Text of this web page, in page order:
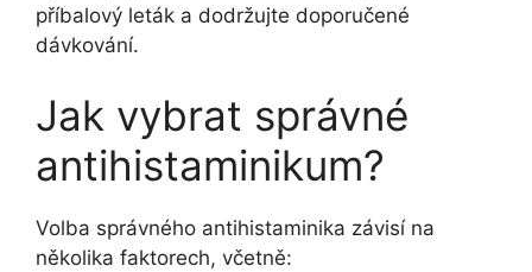
příbalový leták a dodržujte doporučené
dávkování.
Jak vybrat správné
antihistaminikum?
Volba správného antihistaminika závisí na
několika faktorech, včetně: